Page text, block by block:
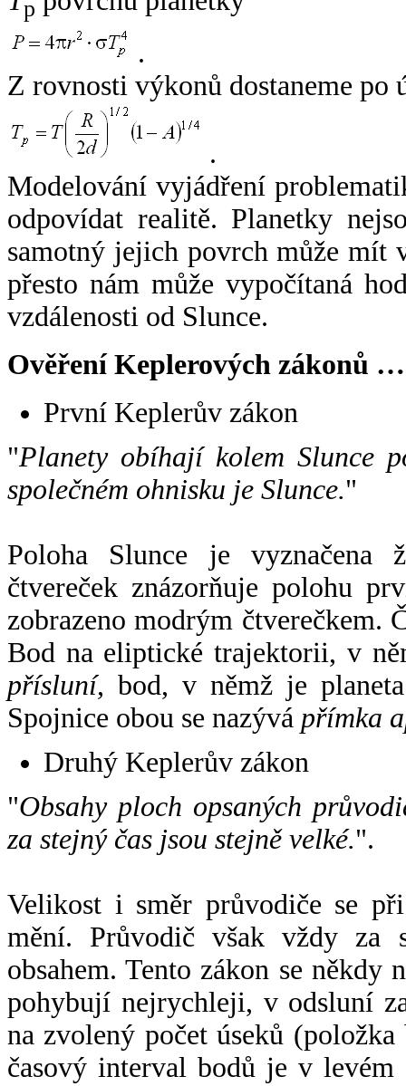
p
.
Z rovnosti výkonů dostaneme po
.
Modelování vyjádření
odpovídat realitě. Planetky
samotný jejich povrch může mít
přesto nám může vypočítaná
vzdálenosti od Slunce.
Ověření Keplerových zákonů …
První Keplerův zákon
"Planety obíhají kolem Slunce
společném ohnisku je Slunce."
Poloha Slunce je vyznačena
čtvereček znázorňuje polohu
zobrazeno modrým čtverečkem.
Bod na eliptické trajektorii, v
přísluní, bod, v němž je
Spojnice obou se nazývá přímka
Druhý Keplerův zákon
"Obsahy ploch opsaných
za stejný čas jsou stejně velké.".
Velikost i směr průvodiče se
mění. Průvodič však vždy za
obsahem. Tento zákon se někdy
pohybují nejrychleji, v odsluní
na zvolený počet úseků
časový interval bodů je v